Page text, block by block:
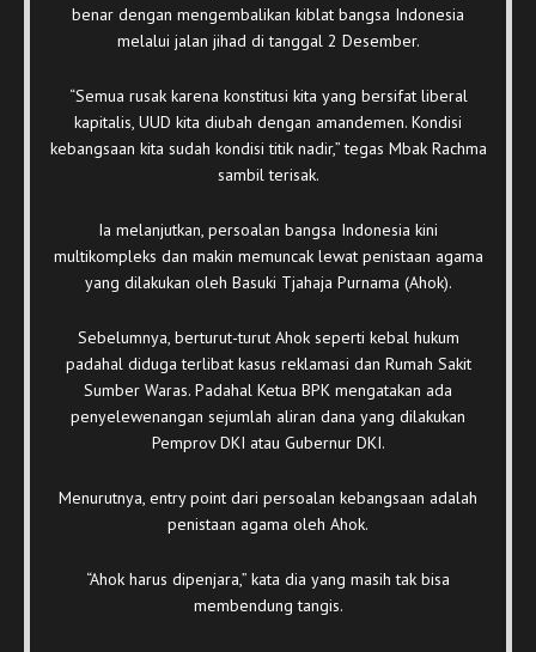
benar dengan mengembalikan kiblat bangsa Indonesia
melalui jalan jihad di tanggal 2 Desember.
“Semua rusak karena konstitusi kita yang bersifat liberal
kapitalis, UUD kita diubah dengan amandemen. Kondisi
kebangsaan kita sudah kondisi titik nadir,” tegas Mbak Rachma
sambil terisak.
Ia melanjutkan, persoalan bangsa Indonesia kini
multikompleks dan makin memuncak lewat penistaan agama
yang dilakukan oleh Basuki Tjahaja Purnama (Ahok).
Sebelumnya, berturut-turut Ahok seperti kebal hukum
padahal diduga terlibat kasus reklamasi dan Rumah Sakit
Sumber Waras. Padahal Ketua BPK mengatakan ada
penyelewenangan sejumlah aliran dana yang dilakukan
Pemprov DKI atau Gubernur DKI.
Menurutnya, entry point dari persoalan kebangsaan adalah
penistaan agama oleh Ahok.
“Ahok harus dipenjara,” kata dia yang masih tak bisa
membendung tangis.